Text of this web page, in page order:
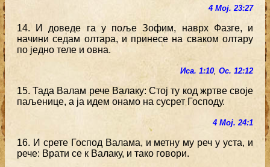
4 Мој. 23:27
14. И доведе га у поље Зофим, наврх Фазге, и
начини седам олтара, и принесе на сваком олтару
по једно теле и овна.
Иса. 1:10, Ос. 12:12
15. Тада Валам рече Валаку: Стој ту код жртве своје
паљенице, а ја идем онамо на сусрет Господу.
4 Мој. 24:1
16. И срете Господ Валама, и метну му реч у уста, и
рече: Врати се к Валаку, и тако говори.